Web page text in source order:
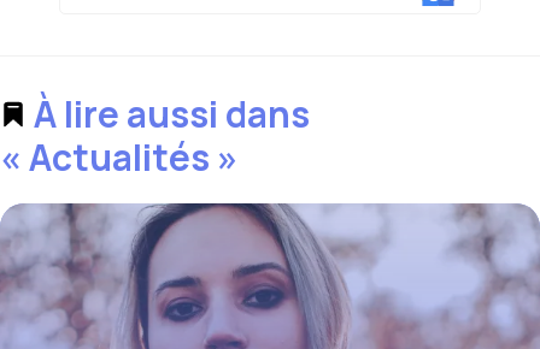
À lire aussi dans
« Actualités »